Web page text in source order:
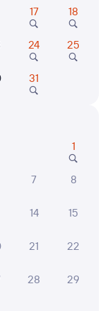
Санкт-Петербург
Маршрут
17 18
24 25
31
1
7 8
14 15
21 22
28 29